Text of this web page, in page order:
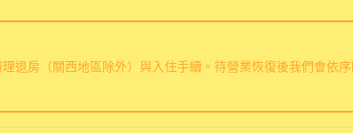
退房（關西地區除外）與入住手續。待營業恢復後我們會依序